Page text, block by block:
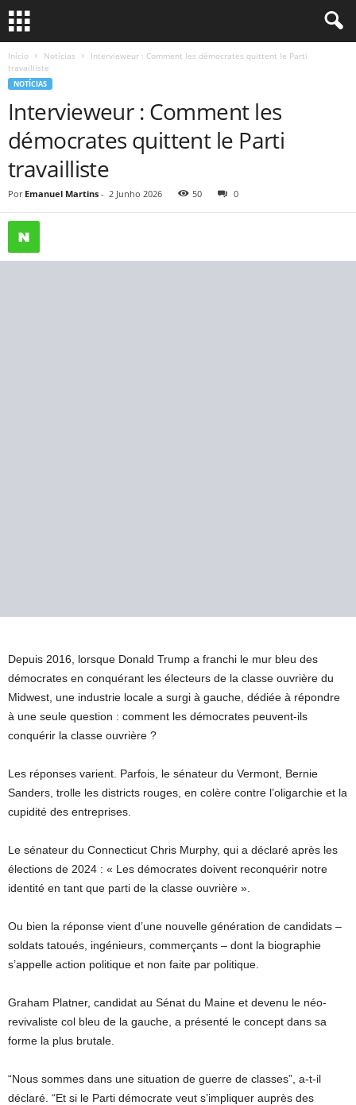
Início Notícias
Intervieweur : Comment les démocrates quittent le Parti
travailliste
NOTÍCIAS
Intervieweur : Comment les
démocrates quittent le Parti
travailliste
Por Emanuel Martins - 2 Junho 2026 50 0
Depuis 2016, lorsque Donald Trump a franchi le mur bleu des
démocrates en conquérant les électeurs de la classe ouvrière du
Midwest, une industrie locale a surgi à gauche, dédiée à répondre
à une seule question : comment les démocrates peuvent-ils
conquérir la classe ouvrière ?
Les réponses varient. Parfois, le sénateur du Vermont, Bernie
Sanders, trolle les districts rouges, en colère contre l’oligarchie et la
cupidité des entreprises.
Le sénateur du Connecticut Chris Murphy, qui a déclaré après les
élections de 2024 : « Les démocrates doivent reconquérir notre
identité en tant que parti de la classe ouvrière ».
Ou bien la réponse vient d’une nouvelle génération de candidats –
soldats tatoués, ingénieurs, commerçants – dont la biographie
s’appelle action politique et non faite par politique.
Graham Platner, candidat au Sénat du Maine et devenu le néo-
revivaliste col bleu de la gauche, a présenté le concept dans sa
forme la plus brutale.
“Nous sommes dans une situation de guerre de classes”, a-t-il
déclaré. “Et si le Parti démocrate veut s’impliquer auprès des